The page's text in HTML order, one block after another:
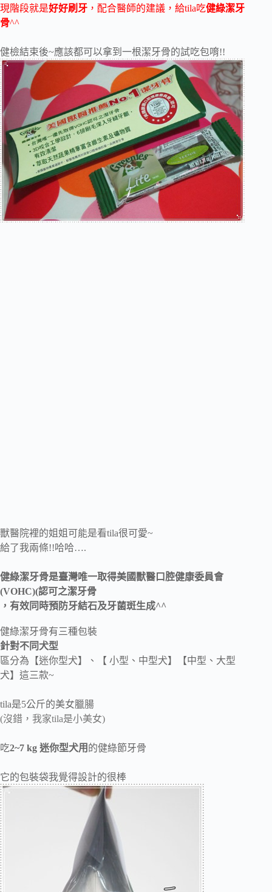
現階段就是好好刷牙 ，配合醫師的建議，給tila吃健綠潔牙
骨^^
健檢結束後~應該都可以拿到一根潔牙骨的試吃包唷!!
獸醫院裡的姐姐可能是看tila很可愛~
給了我兩條!!哈哈….
健綠潔牙骨是臺灣唯一取得美國獸醫口腔健康委員會
(VOHC)(認可之潔牙骨
，有效同時預防牙結石及牙菌斑生成^^
健綠潔牙骨有三種包裝
針對不同犬型
區分為【迷你型犬】、【 小型、中型犬】【中型、大型
犬】這三款~
tila是5公斤的美女臘腸
(沒錯，我家tila是小美女)
吃2~7 kg 迷你型犬用 的健綠節牙骨
它的包裝袋我覺得設計的很棒